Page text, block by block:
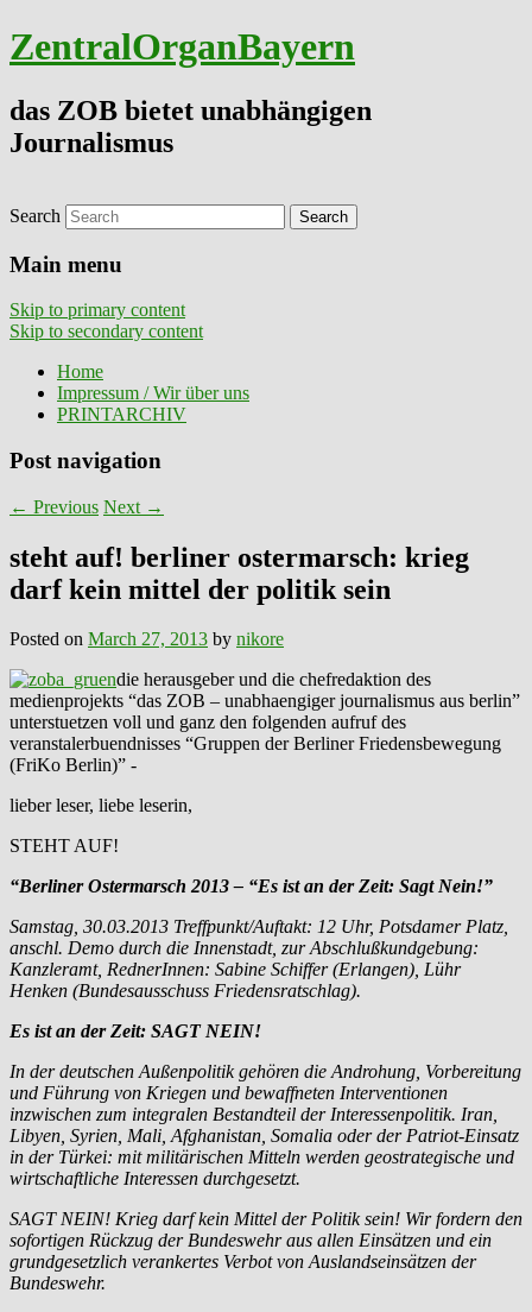
ZentralOrganBayern
das ZOB bietet unabhängigen
Journalismus
Search
Main menu
Skip to primary content
Skip to secondary content
Home
Impressum / Wir über uns
PRINTARCHIV
Post navigation
← Previous Next →
steht auf! berliner ostermarsch: krieg
darf kein mittel der politik sein
Posted on March 27, 2013 by nikore
die herausgeber und die chefredaktion des
medienprojekts “das ZOB – unabhaengiger journalismus aus berlin”
unterstuetzen voll und ganz den folgenden aufruf des
veranstalerbuendnisses “Gruppen der Berliner Friedensbewegung
(FriKo Berlin)” -
lieber leser, liebe leserin,
STEHT AUF!
“Berliner Ostermarsch 2013 – “Es ist an der Zeit: Sagt Nein!”
Samstag, 30.03.2013 Treffpunkt/Auftakt: 12 Uhr, Potsdamer Platz,
anschl. Demo durch die Innenstadt, zur Abschlußkundgebung:
Kanzleramt, RednerInnen: Sabine Schiffer (Erlangen), Lühr
Henken (Bundesausschuss Friedensratschlag).
Es ist an der Zeit: SAGT NEIN!
In der deutschen Außenpolitik gehören die Androhung, Vorbereitung
und Führung von Kriegen und bewaffneten Interventionen
inzwischen zum integralen Bestandteil der Interessenpolitik. Iran,
Libyen, Syrien, Mali, Afghanistan, Somalia oder der Patriot-Einsatz
in der Türkei: mit militärischen Mitteln werden geostrategische und
wirtschaftliche Interessen durchgesetzt.
SAGT NEIN! Krieg darf kein Mittel der Politik sein! Wir fordern den
sofortigen Rückzug der Bundeswehr aus allen Einsätzen und ein
grundgesetzlich verankertes Verbot von Auslandseinsätzen der
Bundeswehr.